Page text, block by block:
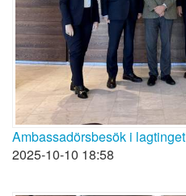
Ambassadörsbesök i lagtinget
2025-10-10 18:58